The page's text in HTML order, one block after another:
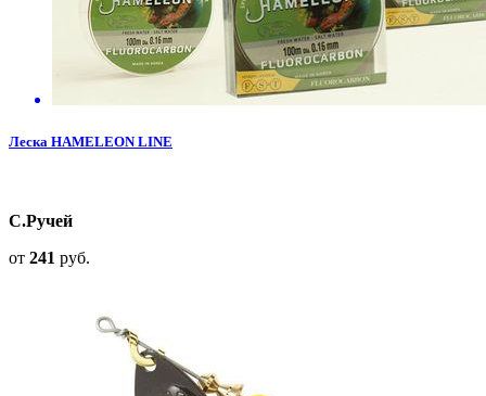
Леска HAMELEON LINE
С.Ручей
от 241 руб.